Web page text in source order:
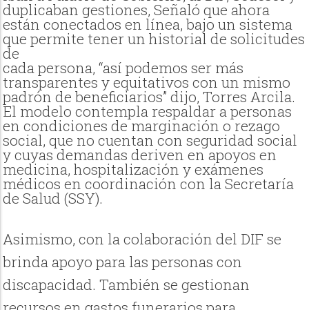
duplicaban gestiones, Señaló que ahora
están conectados en línea, bajo un sistema
que permite tener un historial de solicitudes
de
cada persona, “así podemos ser más
transparentes y equitativos con un mismo
padrón de beneficiarios” dijo, Torres Arcila.
El modelo contempla respaldar a personas
en condiciones de marginación o rezago
social, que no cuentan con seguridad social
y cuyas demandas deriven en apoyos en
medicina, hospitalización y exámenes
médicos en coordinación con la Secretaría
de Salud (SSY).
Asimismo, con la colaboración del DIF se
brinda apoyo para las personas con
discapacidad. También se gestionan